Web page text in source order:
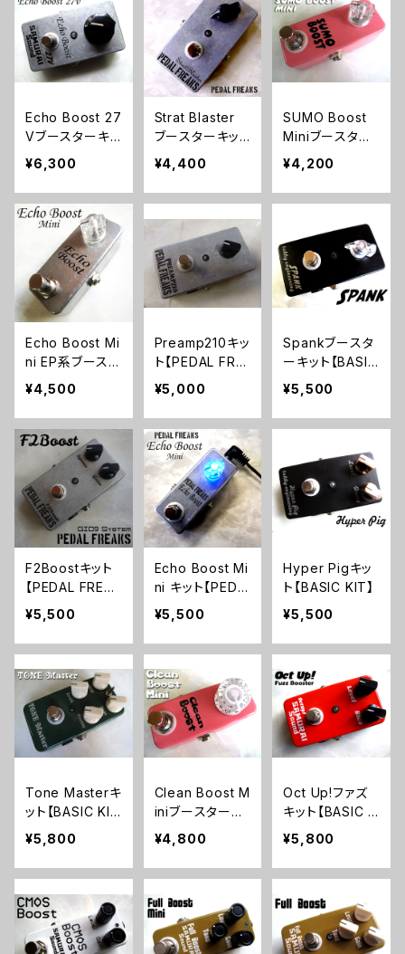
Echo Boost 27
Vブースターキッ
ト【BASIC KIT】
¥6,300
Strat Blaster
ブースターキット
【PEDAL FREAK
¥4,400
SUMO Boost
Miniブースター
キット【BASIC K
IT】
¥4,200
Echo Boost Mi
ni EP系ブースト
【BASIC KIT】
¥4,500
Preamp210キッ
ト【PEDAL FRE
AKS】
¥5,000
Spankブースタ
ーキット【BASIC
KIT】
¥5,500
F2Boostキット
【PEDAL FREAK
S】
¥5,500
Echo Boost Mi
ni キット【PEDA
L FREAKS】
¥5,500
Hyper Pigキッ
ト【BASIC KIT】
¥5,500
Tone Masterキ
ット【BASIC KI
T】
¥5,800
Clean Boost M
iniブースターキ
ット【BASIC KI
¥4,800
Oct Up!ファズ
キット【BASIC K
IT】
¥5,800